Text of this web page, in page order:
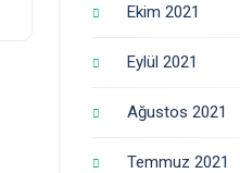
Ekim 2021
Eylül 2021
Ağustos 2021
Temmuz 2021